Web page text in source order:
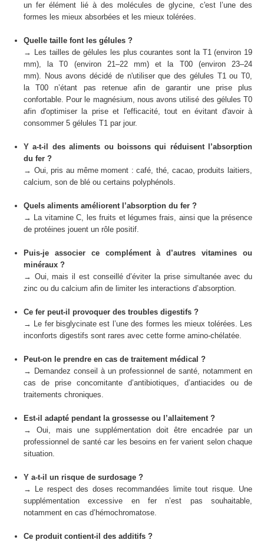
un fer élément lié à des molécules de glycine, c'est l’une des
formes les mieux absorbées et les mieux tolérées.
Quelle taille font les gélules ?
→ Les tailles de gélules les plus courantes sont la T1 (environ 19
mm), la T0 (environ 21–22 mm) et la T00 (environ 23–24
mm). Nous avons décidé de n'utiliser que des gélules T1 ou T0,
la T00 n’étant pas retenue afin de garantir une prise plus
confortable. Pour le magnésium, nous avons utilisé des gélules T0
afin d'optimiser la prise et l'efficacité, tout en évitant d'avoir à
consommer 5 gélules T1 par jour.
Y a-t-il des aliments ou boissons qui réduisent l’absorption
du fer ?
→ Oui, pris au même moment : café, thé, cacao, produits laitiers,
calcium, son de blé ou certains polyphénols.
Quels aliments améliorent l’absorption du fer ?
→ La vitamine C, les fruits et légumes frais, ainsi que la présence
de protéines jouent un rôle positif.
Puis-je associer ce complément à d’autres vitamines ou
minéraux ?
→ Oui, mais il est conseillé d’éviter la prise simultanée avec du
zinc ou du calcium afin de limiter les interactions d’absorption.
Ce fer peut-il provoquer des troubles digestifs ?
→ Le fer bisglycinate est l’une des formes les mieux tolérées. Les
inconforts digestifs sont rares avec cette forme amino-chélatée.
Peut-on le prendre en cas de traitement médical ?
→ Demandez conseil à un professionnel de santé, notamment en
cas de prise concomitante d’antibiotiques, d’antiacides ou de
traitements chroniques.
Est-il adapté pendant la grossesse ou l’allaitement ?
→ Oui, mais une supplémentation doit être encadrée par un
professionnel de santé car les besoins en fer varient selon chaque
situation.
Y a-t-il un risque de surdosage ?
→ Le respect des doses recommandées limite tout risque. Une
supplémentation excessive en fer n’est pas souhaitable,
notamment en cas d’hémochromatose.
Ce produit contient-il des additifs ?